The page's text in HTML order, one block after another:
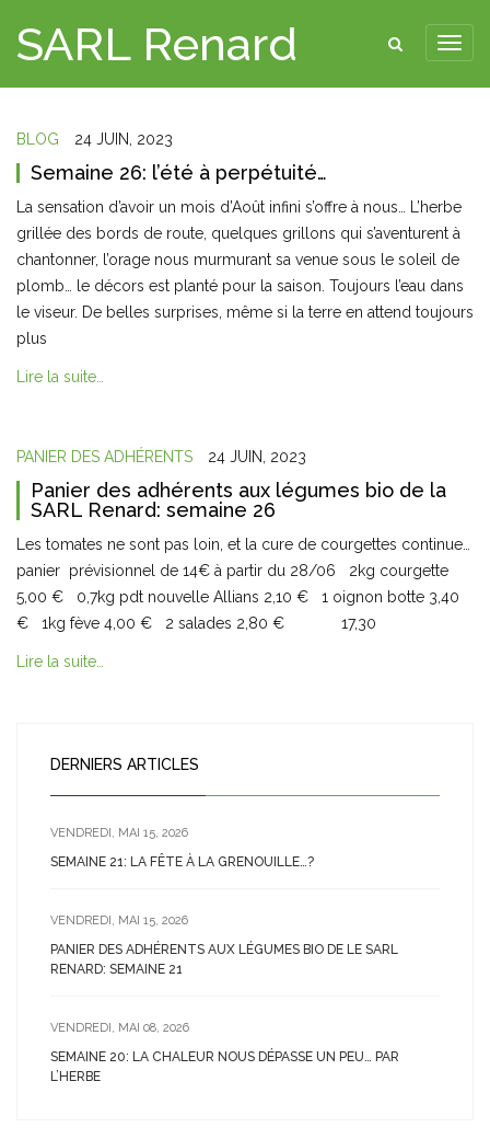
SARL Renard
BLOG 24 JUIN, 2023
Semaine 26: l’été à perpétuité…
La sensation d’avoir un mois d’Août infini s’offre à nous… L’herbe
grillée des bords de route, quelques grillons qui s’aventurent à
chantonner, l’orage nous murmurant sa venue sous le soleil de
plomb… le décors est planté pour la saison. Toujours l’eau dans
le viseur. De belles surprises, même si la terre en attend toujours
plus
Lire la suite…
PANIER DES ADHÉRENTS 24 JUIN, 2023
Panier des adhérents aux légumes bio de la
SARL Renard: semaine 26
Les tomates ne sont pas loin, et la cure de courgettes continue…
panier prévisionnel de 14€ à partir du 28/06 2kg courgette
5,00 € 0,7kg pdt nouvelle Allians 2,10 € 1 oignon botte 3,40
€ 1kg fève 4,00 € 2 salades 2,80 € 17,30
Lire la suite…
DERNIERS ARTICLES
VENDREDI, MAI 15, 2026
SEMAINE 21: LA FÊTE À LA GRENOUILLE…?
VENDREDI, MAI 15, 2026
PANIER DES ADHÉRENTS AUX LÉGUMES BIO DE LE SARL
RENARD: SEMAINE 21
VENDREDI, MAI 08, 2026
SEMAINE 20: LA CHALEUR NOUS DÉPASSE UN PEU… PAR
L’HERBE